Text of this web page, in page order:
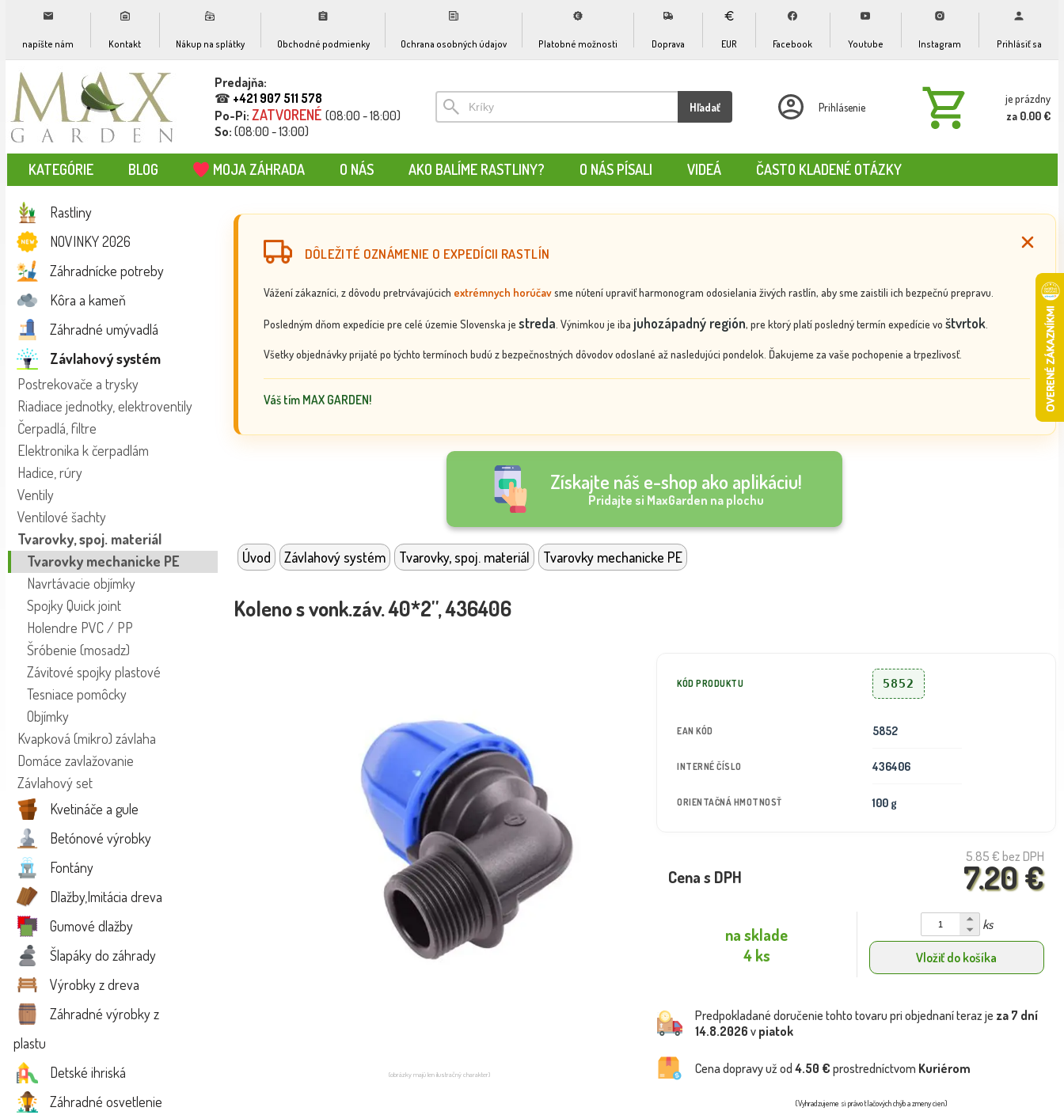
napíšte nám Kontakt Nákup na splátky Obchodné podmienky Ochrana osobných údajov Platobné možnosti Doprava EUR Facebook Youtube Instagram Prihlásiť sa
Predajňa:
☎ +421 907 511 578
Po-Pi: ZATVORENÉ (08:00 - 18:00)
So: (08:00 - 13:00)
Hľadať Prihlásenie
je prázdny
za 0.00 €
KATEGÓRIE BLOG MOJA ZÁHRADA O NÁS AKO BALÍME RASTLINY? O NÁS PÍSALI VIDEÁ ČASTO KLADENÉ OTÁZKY
Rastliny
NOVINKY 2026
Záhradnícke potreby
Kôra a kameň
Záhradné umývadlá
Závlahový systém
Postrekovače a trysky
Riadiace jednotky, elektroventily
Čerpadlá, filtre
Elektronika k čerpadlám
Hadice, rúry
Ventily
Ventilové šachty
Tvarovky, spoj. materiál
Tvarovky mechanicke PE
Navrtávacie objímky
Spojky Quick joint
Holendre PVC / PP
Šróbenie (mosadz)
Závitové spojky plastové
Tesniace pomôcky
Objímky
Kvapková (mikro) závlaha
Domáce zavlažovanie
Závlahový set
Kvetináče a gule
Betónové výrobky
Fontány
Dlažby,Imitácia dreva
Gumové dlažby
Šlapáky do záhrady
Výrobky z dreva
Záhradné výrobky z
plastu
Detské ihriská
Záhradné osvetlenie
DÔLEŽITÉ OZNÁMENIE O EXPEDÍCII RASTLÍN
Vážení zákazníci, z dôvodu pretrvávajúcich extrémnych horúčavsme nútení upraviť harmonogram odosielania živých rastlín, aby sme zaistili ich bezpečnú prepravu.
Posledným dňom expedície pre celé územie Slovenska je streda . Výnimkou je iba juhozápadný región, pre ktorý platí posledný termín expedície vo štvrtok.
Všetky objednávky prijaté po týchto termínoch budú z bezpečnostných dôvodov odoslané až nasledujúci pondelok. Ďakujeme za vaše pochopenie a trpezlivosť.
Váš tím MAX GARDEN!
Získajte náš e-shop ako aplikáciu!
Pridajte si MaxGarden na plochu
Úvod Závlahový systém Tvarovky, spoj. materiál Tvarovky mechanicke PE
Koleno s vonk.záv. 40*2'', 436406
(obrázky majú len ilustračný charakter)
KÓD PRODUKTU 5852
EAN KÓD 5852
INTERNÉ ČÍSLO 436406
ORIENTAČNÁ HMOTNOSŤ 100 g
5.85 € bez DPH
7.20 €
Cena s DPH
na sklade
4 ks
ks
Vložiť do košíka
Predpokladané doručenie tohto tovaru pri objednaní teraz je za 7 dní
14.8.2026 v piatok
Cena dopravy už od4.50 € prostredníctvom Kuriérom
(Vyhradzujeme si právo tlačových chýb a zmeny cien)